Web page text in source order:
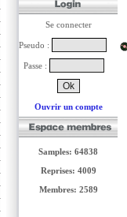
Se connecter
Pseudo :
Passe :
Ouvrir un compte
Samples: 64838
Reprises: 4009
Membres: 2589